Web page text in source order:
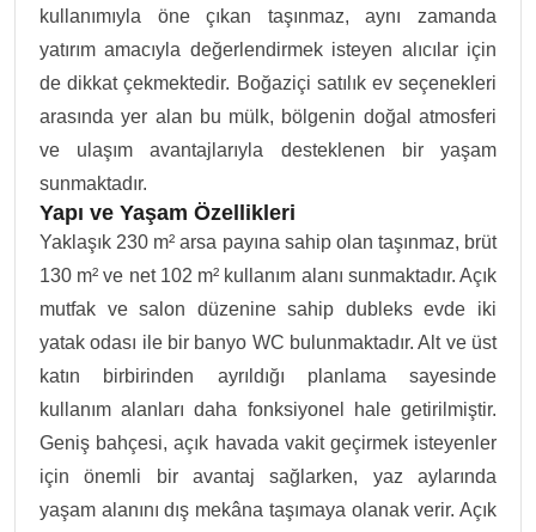
kullanımıyla öne çıkan taşınmaz, aynı zamanda
yatırım amacıyla değerlendirmek isteyen alıcılar için
de dikkat çekmektedir. Boğaziçi satılık ev seçenekleri
arasında yer alan bu mülk, bölgenin doğal atmosferi
ve ulaşım avantajlarıyla desteklenen bir yaşam
sunmaktadır.
Yapı ve Yaşam Özellikleri
Yaklaşık 230 m² arsa payına sahip olan taşınmaz, brüt
130 m² ve net 102 m² kullanım alanı sunmaktadır. Açık
mutfak ve salon düzenine sahip dubleks evde iki
yatak odası ile bir banyo WC bulunmaktadır. Alt ve üst
katın birbirinden ayrıldığı planlama sayesinde
kullanım alanları daha fonksiyonel hale getirilmiştir.
Geniş bahçesi, açık havada vakit geçirmek isteyenler
için önemli bir avantaj sağlarken, yaz aylarında
yaşam alanını dış mekâna taşımaya olanak verir. Açık